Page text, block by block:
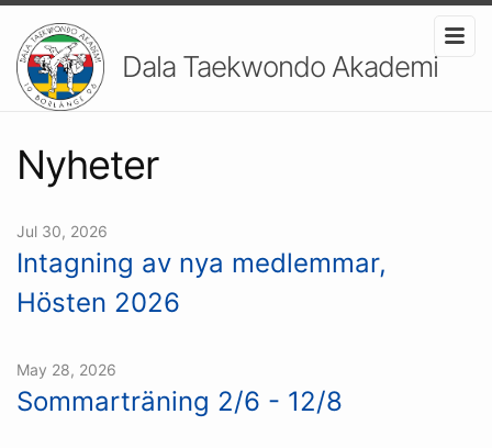
Dala Taekwondo Akademi
Nyheter
Jul 30, 2026
Intagning av nya medlemmar,
Hösten 2026
May 28, 2026
Sommarträning 2/6 - 12/8